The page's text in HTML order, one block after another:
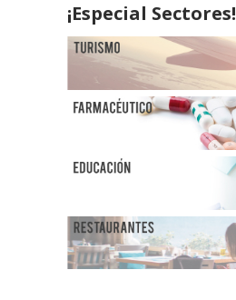
¡Especial Sectores!